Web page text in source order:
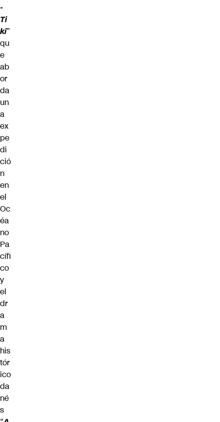
-
Ti
ki”
qu
e
ab
or
da
un
a
ex
pe
di
ció
n
en
el
Oc
éa
no
Pa
cífi
co
y
el
dr
a
m
a
his
tór
ico
da
né
s